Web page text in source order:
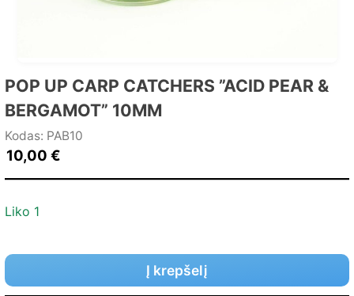
POP UP CARP CATCHERS ”ACID PEAR &
BERGAMOT” 10MM
Kodas: PAB10
10,00 €
Liko 1
Į krepšelį